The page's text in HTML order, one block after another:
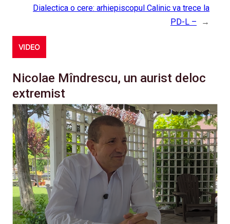
Dialectica o cere: arhiepiscopul Calinic va trece la
PD-L –
→
VIDEO
Nicolae Mîndrescu, un aurist deloc
extremist